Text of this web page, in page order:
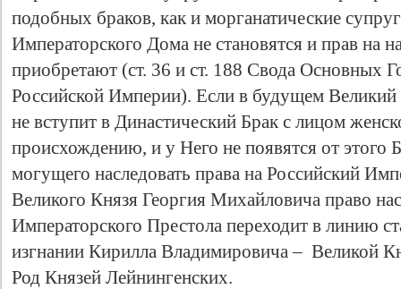
подобных браков, как и морганатические
Императорского Дома не становятся и прав на
приобретают (ст. 36 и ст. 188 Свода Основных
Российской Империи). Если в будущем
не вступит в Династический Брак с лицом
происхождению, и у Него не появятся от этого
могущего наследовать права на Российский
Великого Князя Георгия Михайловича право
Императорского Престола переходит в линию
изгнании Кирилла Владимировича – Великой
Род Князей Лейнингенских.
Свидетельство